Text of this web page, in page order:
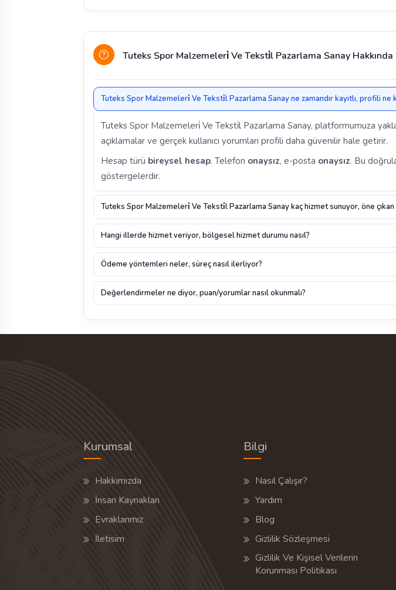
Tuteks Spor Malzemeleri̇ Ve Teksti̇l Pazarlama Sanay Hakkında
Tuteks Spor Malzemeleri̇ Ve Teksti̇l Pazarlama Sanay ne zamandır kayıtlı, profili ne
Tuteks Spor Malzemeleri̇ Ve Teksti̇l Pazarlama Sanay, platformumuza
açıklamalar ve gerçek kullanıcı yorumları profili daha güvenilir hale getirir.
Hesap türü bireysel hesap. Telefon onaysız, e-posta onaysız. Bu
göstergelerdir.
Tuteks Spor Malzemeleri̇ Ve Teksti̇l Pazarlama Sanay kaç hizmet sunuyor, öne
Hangi illerde hizmet veriyor, bölgesel hizmet durumu nasıl?
Ödeme yöntemleri neler, süreç nasıl ilerliyor?
Değerlendirmeler ne diyor, puan/yorumlar nasıl okunmalı?
Kurumsal
Hakkımızda
İnsan Kaynakları
Evraklarımız
İletisim
Bilgi
Nasıl Çalışır?
Yardım
Blog
Gizlilik Sözleşmesi
Gizlilik Ve Kişisel Verilerin
Korunması Politikası